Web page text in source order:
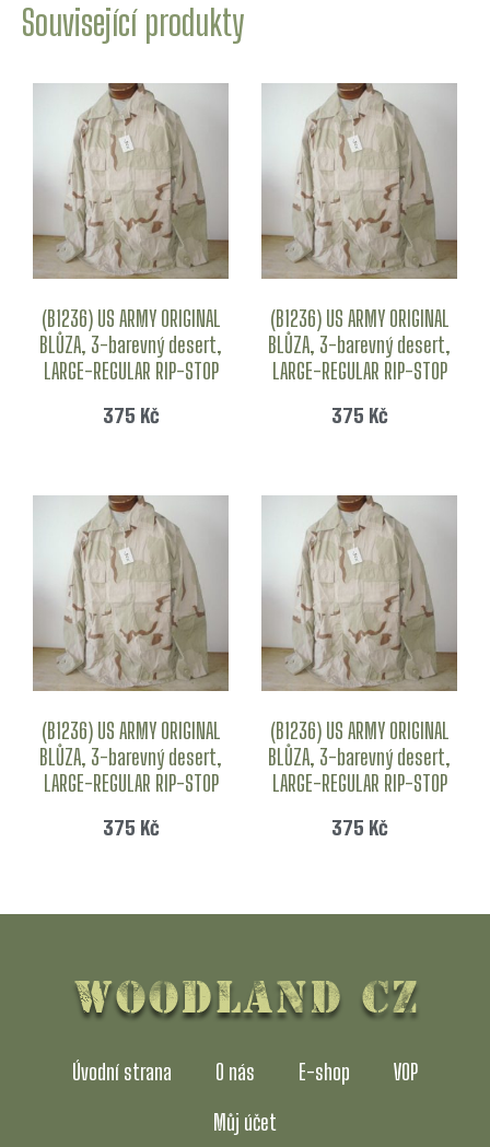
Související produkty
(B1236) US ARMY ORIGINAL
BLŮZA, 3-barevný desert,
LARGE-REGULAR RIP-STOP
375 Kč
(B1236) US ARMY ORIGINAL
BLŮZA, 3-barevný desert,
LARGE-REGULAR RIP-STOP
375 Kč
(B1236) US ARMY ORIGINAL
BLŮZA, 3-barevný desert,
LARGE-REGULAR RIP-STOP
375 Kč
(B1236) US ARMY ORIGINAL
BLŮZA, 3-barevný desert,
LARGE-REGULAR RIP-STOP
375 Kč
Úvodní strana O nás E-shop
VOP
Můj účet